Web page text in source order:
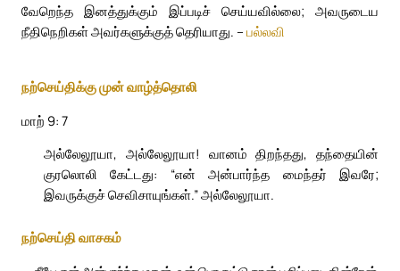
வேறெந்த இனத்துக்கும் இப்படிச் செய்யவில்லை; அவருடைய
நீதிநெறிகள் அவர்களுக்குத் தெரியாது. – பல்லவி
நற்செய்திக்கு முன் வாழ்த்தொலி
மாற் 9: 7
அல்லேலூயா, அல்லேலூயா! வானம் திறந்தது, தந்தையின்
குரலொலி கேட்டது: “என் அன்பார்ந்த மைந்தர் இவரே;
இவருக்குச் செவிசாயுங்கள்.” அல்லேலூயா.
நற்செய்தி வாசகம்